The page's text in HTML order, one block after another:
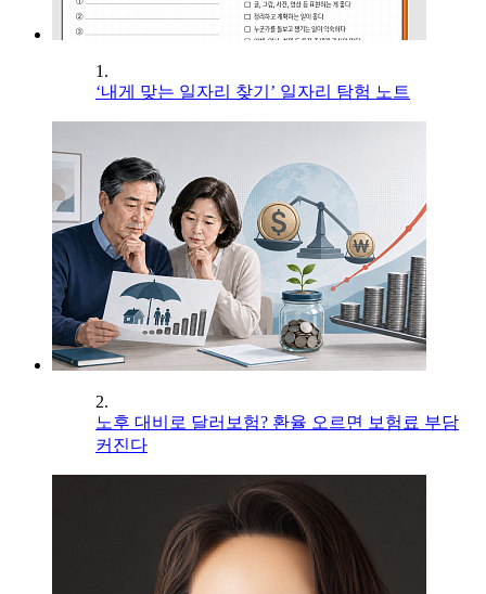
1.
‘내게 맞는 일자리 찾기’ 일자리 탐험 노트
2.
노후 대비로 달러보험? 환율 오르면 보험료 부담
커진다